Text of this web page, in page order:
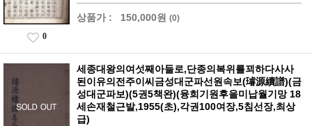
상품가 : 150,000원 (0)
0
세종대왕의여섯째아들로,단종의복위를꾀하다사사
된이유의전주이씨금성대군파선원속보(璿源續譜)(금
성대군파보)(5권5책완)(융희기원후을미납월기망 18
세손재철근발,1955(초),각권100여장,5침선장,최상
급)